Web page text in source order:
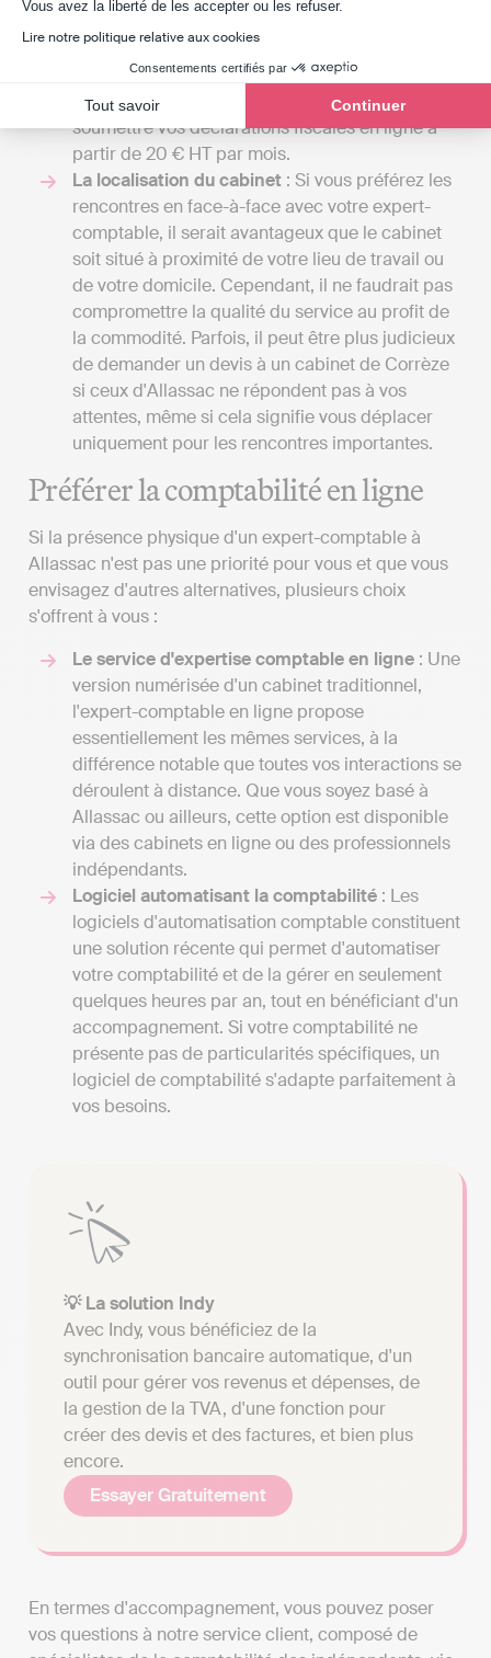
Vous avez la liberté de les accepter ou les refuser.
Lire notre politique relative aux cookies
Consentements certifiés par
Tout savoir Continuer
complexe, incluant la gestion de la paie ou
l'établissement d'un budget prévisionnel. Avec
Indy, vous pouvez gérer votre comptabilité et
soumettre vos déclarations fiscales en ligne à
partir de 20 € HT par mois.
La localisation du cabinet : Si vous préférez les
rencontres en face-à-face avec votre expert-
comptable, il serait avantageux que le cabinet
soit situé à proximité de votre lieu de travail ou
de votre domicile. Cependant, il ne faudrait pas
compromettre la qualité du service au profit de
la commodité. Parfois, il peut être plus judicieux
de demander un devis à un cabinet de Corrèze
si ceux d'Allassac ne répondent pas à vos
attentes, même si cela signifie vous déplacer
uniquement pour les rencontres importantes.
Préférer la comptabilité en ligne
Si la présence physique d'un expert-comptable à
Allassac n'est pas une priorité pour vous et que vous
envisagez d'autres alternatives, plusieurs choix
s'offrent à vous :
Le service d'expertise comptable en ligne : Une
version numérisée d'un cabinet traditionnel,
l'expert-comptable en ligne propose
essentiellement les mêmes services, à la
différence notable que toutes vos interactions se
déroulent à distance. Que vous soyez basé à
Allassac ou ailleurs, cette option est disponible
via des cabinets en ligne ou des professionnels
indépendants.
Logiciel automatisant la comptabilité : Les
logiciels d'automatisation comptable constituent
une solution récente qui permet d'automatiser
votre comptabilité et de la gérer en seulement
quelques heures par an, tout en bénéficiant d'un
accompagnement. Si votre comptabilité ne
présente pas de particularités spécifiques, un
logiciel de comptabilité s'adapte parfaitement à
vos besoins.
💡 La solution Indy
Avec Indy, vous bénéficiez de la
synchronisation bancaire automatique, d'un
outil pour gérer vos revenus et dépenses, de
la gestion de la TVA, d'une fonction pour
créer des devis et des factures, et bien plus
encore.
Essayer Gratuitement
En termes d'accompagnement, vous pouvez poser
vos questions à notre service client, composé de